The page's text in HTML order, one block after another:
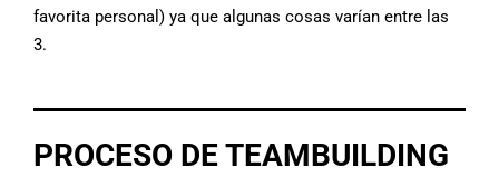
favorita personal) ya que algunas cosas varían entre las
3.
PROCESO DE TEAMBUILDING